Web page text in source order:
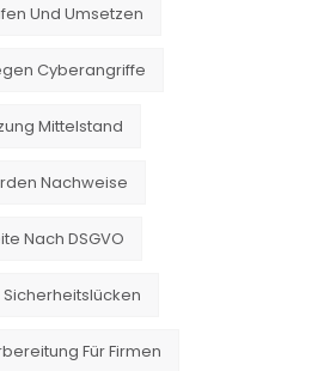
Und Umsetzen
Cyberangriffe
Mittelstand
Nachweise
Nach DSGVO
Sicherheitslücken
Für Firmen